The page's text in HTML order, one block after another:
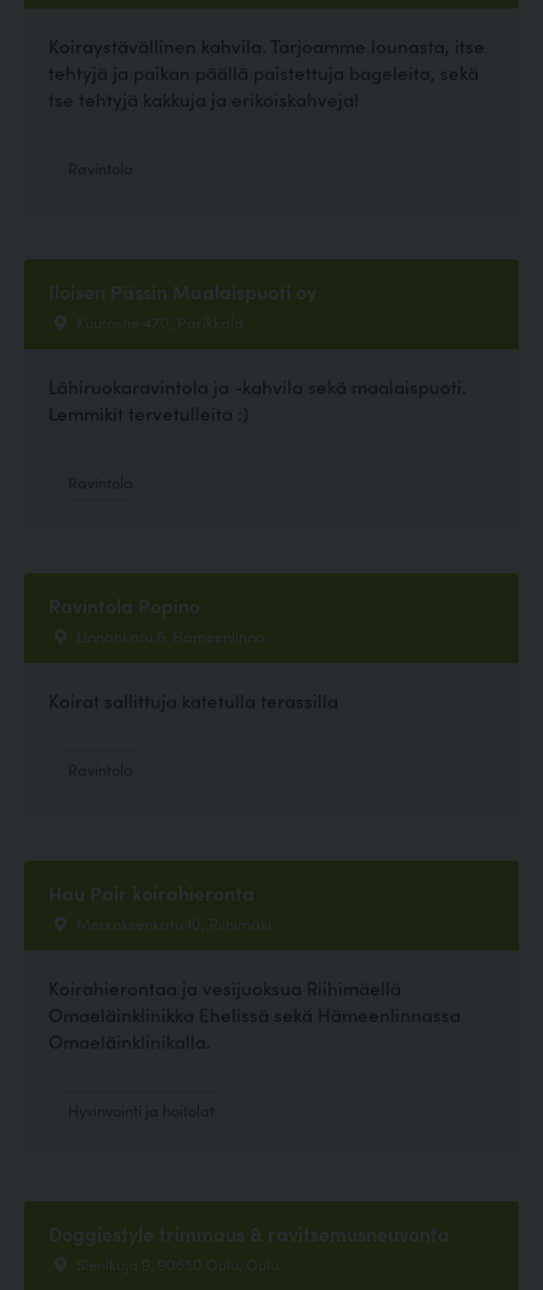
Koiraystävällinen kahvila. Tarjoamme lounasta, itse
tehtyjä ja paikan päällä paistettuja bageleita, sekä
tse tehtyjä kakkuja ja erikoiskahveja!
Iloisen Pässin Maalaispuoti oy
Kuutostie 470, Parikkala
Lähiruokaravintola ja -kahvila sekä maalaispuoti.
Lemmikit tervetulleita :)
Ravintola Popino
Linnankatu 6, Hämeenlinna
Koirat sallittuja katetulla terassilla
Hau Pair koirahieronta
Merkoksenkatu 10, Riihimäki
Koirahierontaa ja vesijuoksua Riihimäellä
Omaeläinklinikka Ehelissä sekä Hämeenlinnassa
Omaeläinklinikalla.
Doggiestyle trimmaus & ravitsemusneuvonta
Sienikuja 9, 90650 Oulu, Oulu